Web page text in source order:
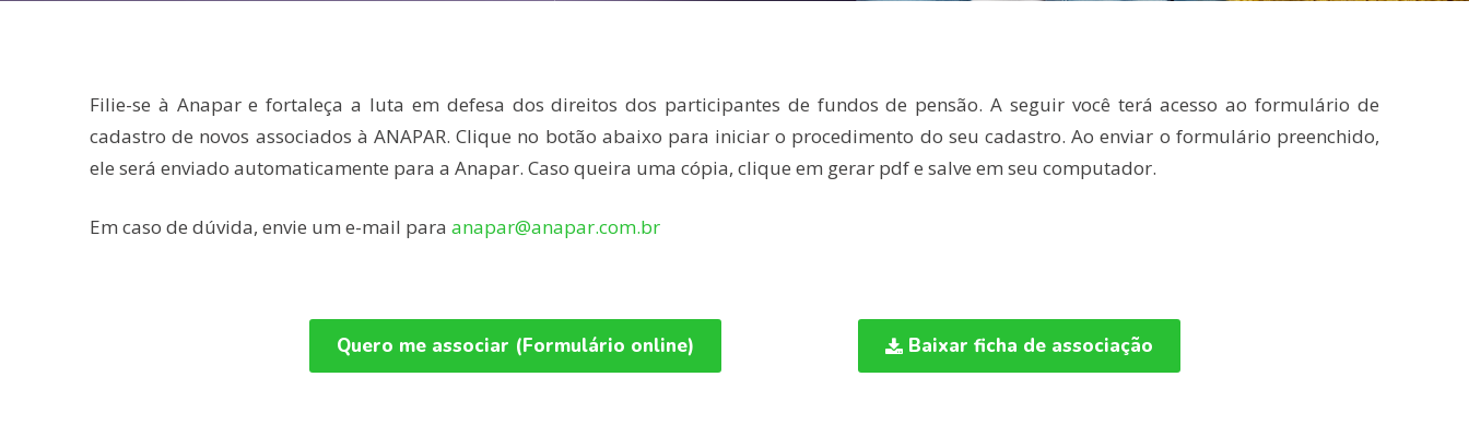
Filie-se à Anapar e fortaleça a luta em defesa dos direitos dos participantes de fundos de pensão. A seguir você terá acesso ao formulário de
cadastro de novos associados à ANAPAR. Clique no botão abaixo para iniciar o procedimento do seu cadastro. Ao enviar o formulário preenchido,
ele será enviado automaticamente para a Anapar. Caso queira uma cópia, clique em gerar pdf e salve em seu computador.
Em caso de dúvida, envie um e-mail para anapar@anapar.com.br
Quero me associar (Formulário online) Baixar ficha de associação